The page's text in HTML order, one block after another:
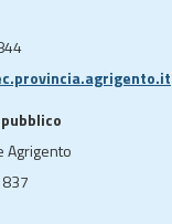
Agrigento